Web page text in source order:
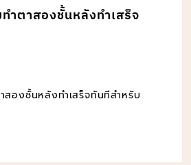
ำตาสองชั้นหลังทำเสร็จ
สองชั้นหลังทำเสร็จทันทีสำหรับ